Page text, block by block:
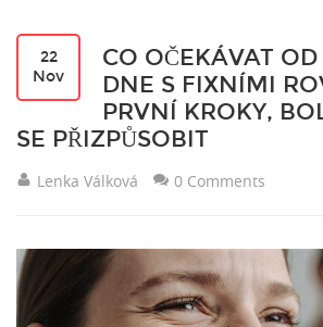
22
Nov
CO OČEKÁVAT
DNE S FIXNÍMI
PRVNÍ KROKY,
SE PŘIZPŮSOBIT
Lenka Válková 0 Comments